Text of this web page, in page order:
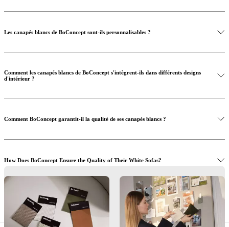
Les canapés blancs de BoConcept sont-ils personnalisables ?
Comment les canapés blancs de BoConcept s'intègrent-ils dans différents designs
d'intérieur ?
Discover our Sofa collections
Comment BoConcept garantit-il la qualité de ses canapés blancs ?
Checkout our free Interior Design Service
How Does BoConcept Ensure the Quality of Their White Sofas?
Shop Now and Create a Bright, Elegant Living Space